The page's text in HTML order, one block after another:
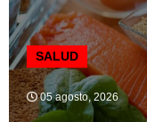
SALUD
05 agosto, 2026